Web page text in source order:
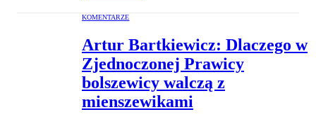
KOMENTARZE
Artur Bartkiewicz: Dlaczego w
Zjednoczonej Prawicy
bolszewicy walczą z
mienszewikami